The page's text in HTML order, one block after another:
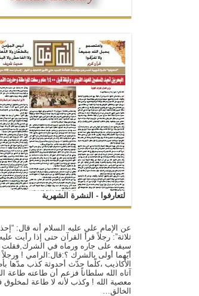
لتعارفوا - النشرة الشهرية
عن الإمام علي عليه السلام أنه قال:
ثلاثة”: رجلاً قرأ القرآن حتى إذا رأيت
سيفه على جاره ورماه في الشرك,فقلت
أيّهما أولى بالشرك ؟:قال:الرامي !
الأكاذيب ،كلّما حدّث أحدوثة كذب مدّها
آتاه الله سلطاناً فزعم أن طاعته طاعة
معصية الله ! وكذب لأنه لا طاعة
الخالق…